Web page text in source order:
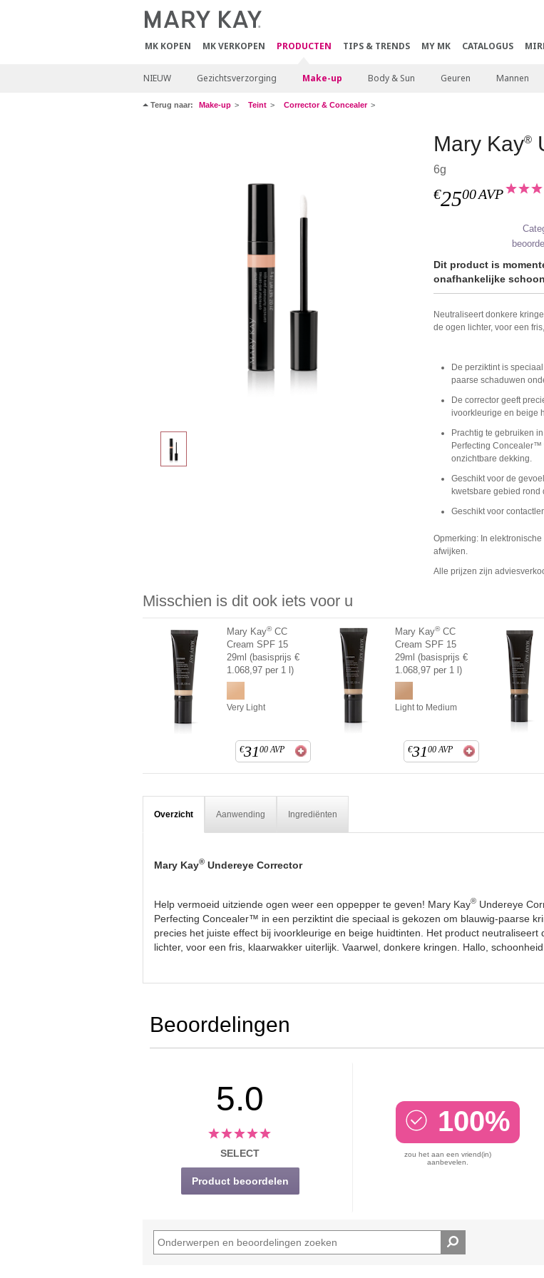
MK KOPEN MK VERKOPEN PRODUCTEN TIPS & TRENDS MY MK CATALOGUS
NIEUW Gezichtsverzorging Make-up Body & Sun Geuren Mannen
Terug naar: Make-up Teint Corrector & Concealer
Mary Kay®
6g
€2500AVP
Dit product is
onafhankelijke
Neutraliseert donkere
de ogen lichter, voor een
De perziktint is
paarse schaduwen
De corrector geeft
ivoorkleurige en beige
Prachtig te gebruiken
Perfecting Concealer™
onzichtbare dekking.
Geschikt voor de
kwetsbare gebied rond
Geschikt voor
Opmerking: In
afwijken.
Alle prijzen zijn
Misschien is dit ook iets voor u
Mary Kay®CC
Cream SPF 15
29ml (basisprijs €
1.068,97 per 1 l)
Very Light
€31 00 AVP
Mary Kay®CC
Cream SPF 15
29ml (basisprijs €
1.068,97 per 1 l)
Light to Medium
€31 00 AVP
Overzicht Aanwending Ingrediënten
Mary Kay®Undereye Corrector
Help vermoeid uitziende ogen weer een oppepper te geven! Mary Kay®Undereye
Perfecting Concealer™ in een perziktint die speciaal is gekozen om blauwig-paarse
precies het juiste effect bij ivoorkleurige en beige huidtinten. Het product
lichter, voor een fris, klaarwakker uiterlijk. Vaarwel, donkere kringen. Hallo,
Beoordelingen
5.0
SELECT
Product beoordelen
100%
zou het aan een vriend(in)
aanbevelen.